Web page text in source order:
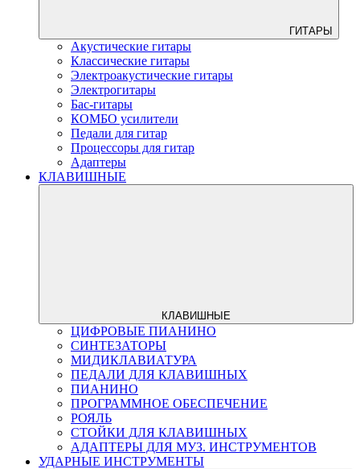
ГИТАРЫ
Акустические гитары
Классические гитары
Электроакустические гитары
Электрогитары
Бас-гитары
КОМБО усилители
Педали для гитар
Процессоры для гитар
Адаптеры
КЛАВИШНЫЕ
КЛАВИШНЫЕ
ЦИФРОВЫЕ ПИАНИНО
СИНТЕЗАТОРЫ
МИДИКЛАВИАТУРА
ПЕДАЛИ ДЛЯ КЛАВИШНЫХ
ПИАНИНО
ПРОГРАММНОЕ ОБЕСПЕЧЕНИЕ
РОЯЛЬ
СТОЙКИ ДЛЯ КЛАВИШНЫХ
АДАПТЕРЫ ДЛЯ МУЗ. ИНСТРУМЕНТОВ
УДАРНЫЕ ИНСТРУМЕНТЫ